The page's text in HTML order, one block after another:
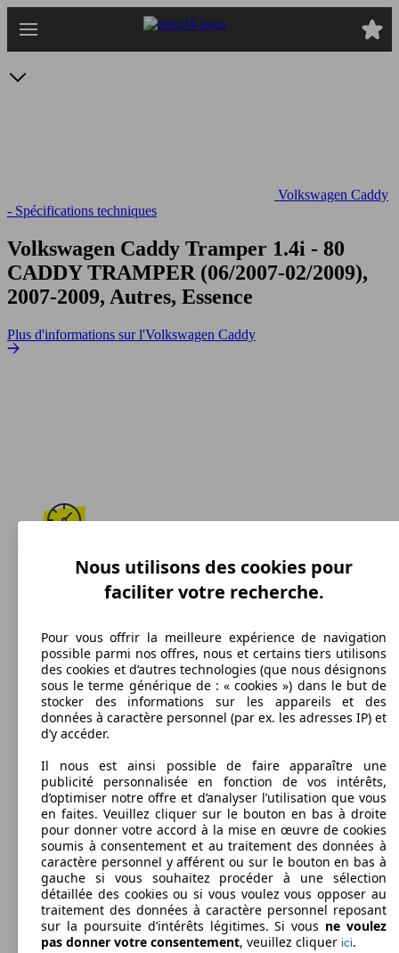
au
Volkswagen Caddy
- Spécifications techniques
Volkswagen Caddy Tramper 1.4i - 80
CADDY TRAMPER (06/2007-02/2009),
2007-2009, Autres, Essence
Plus d'informations sur l'Volkswagen Caddy
151 km/h
Vitesse maximale
Essence
Carburant
191 g/km
Émissions de CO2 (combinées)*
Ø 8.0 l/100km
Consommation
Nous utilisons des cookies pour
faciliter votre recherche.
Pour vous offrir la meilleure expérience de navigation
possible parmi nos offres, nous et certains tiers utilisons
des cookies et d’autres technologies (que nous désignons
sous le terme générique de : « cookies ») dans le but de
stocker des informations sur les appareils et des
données à caractère personnel (par ex. les adresses IP) et
d’y accéder.
Il nous est ainsi possible de faire apparaître une
publicité personnalisée en fonction de vos intérêts,
d’optimiser notre offre et d’analyser l’utilisation que vous
en faites. Veuillez cliquer sur le bouton en bas à droite
pour donner votre accord à la mise en œuvre de cookies
soumis à consentement et au traitement des données à
caractère personnel y afférent ou sur le bouton en bas à
gauche si vous souhaitez procéder à une sélection
détaillée des cookies ou si vous voulez vous opposer au
traitement des données à caractère personnel reposant
sur la poursuite d’intérêts légitimes. Si vous ne voulez
pas donner votre consentement, veuillez cliquer ici.